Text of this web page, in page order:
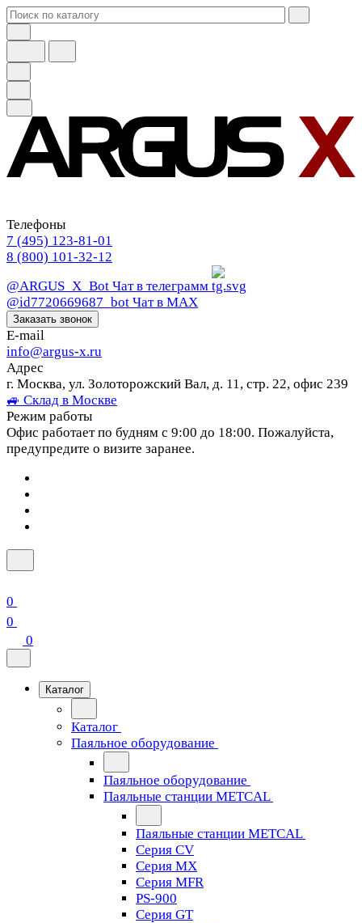
Телефоны
7 (495) 123-81-01
8 (800) 101-32-12
@ARGUS_X_Bot Чат в телеграмм
@id7720669687_bot Чат в МАХ
Заказать звонок
E-mail
info@argus-x.ru
Адрес
г. Москва, ул. Золоторожский Вал, д. 11, стр. 22, офис 239
🚙 Склад в Москве
Режим работы
Офис работает по будням с 9:00 до 18:00. Пожалуйста,
предупредите о визите заранее.
0
0
0
Каталог
Каталог
Паяльное оборудование
Паяльное оборудование
Паяльные станции METCAL
Паяльные станции METCAL
Серия CV
Серия MX
Серия MFR
PS-900
Серия GT